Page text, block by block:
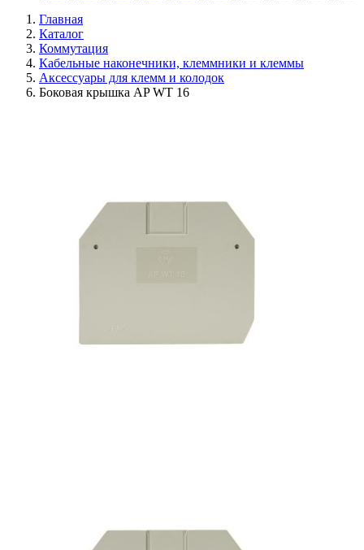
Главная
Каталог
Коммутация
Кабельные наконечники, клеммники и клеммы
Аксессуары для клемм и колодок
Боковая крышка AP WT 16